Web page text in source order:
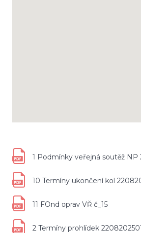
1 Podmínky veřejná soutěž NP
10 Termíny ukončení kol
11 FOnd oprav VŘ č_15
2 Termíny prohlídek